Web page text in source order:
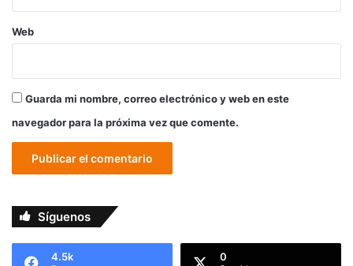
Web
Guarda mi nombre, correo electrónico y web en este
navegador para la próxima vez que comente.
Síguenos
4.5k 0